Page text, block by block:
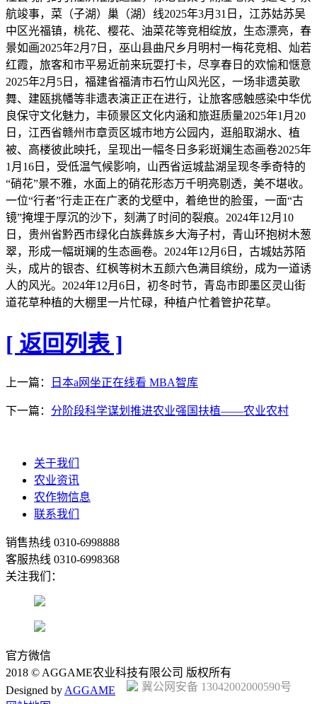
航竣事，菜（子湖）巢（湖）线2025年3月31日，江苏姑苏吴
中区光福镇，桃花、樱花、油菜花等竞相绽放，生态漂亮，春
景如画2025年2月7日，巫山县曲尺乡月明村一梅花竞相、灿若
红霞，旅客和市平易近前来玩耍打卡，尽享春日的欢愉和惬意
2025年2月5日，福建省福清市石竹山风光区，一场非遗英歌
舞、建瓯挑幡等非遗表演正正在进行，让旅客感触感染中华优
良保守文化魅力，丰硕景区文化内涵和旅逛质量2025年1月20
日，江西省赣州市章贡区城市地方公园内，逛船取湖水、植
被、高楼彼此映托，呈现出一幅冬日多彩斑斓生态画卷2025年
1月16日，受低温气候影响，山西省运城盐湖呈现冬季奇特的
“硝花”景不雅，水面上的硝花形态万千明亮剔透，美不堪收。
一位“行者”行走正在广袤的戈壁中，着绝世的脸蛋，一面“古
镜”掩埋于厚沉的沙下，刻满了时间的裂痕。2024年12月10
日，贵州省黔西市绿化白族彝族乡大海子村，青山环抱树木葱
翠，形成一幅斑斓的生态画卷。2024年12月6日，古城姑苏陌
头，成片的银杏、红枫等树木五颜六色满目缤纷，成为一道诱
人的风光。2024年12月6日，初冬时节，青岛市即墨区灵山街
道花草种植的大棚里一片忙碌，种植户忙着管护花草。
[ 返回列表 ]
上一篇： 日本a网坐正在线看 MBA智库
下一篇： 分阶段科学谋划推进农业强国扶植——农业农村
关于我们
农业资讯
农作物信息
联系我们
销售热线 0310-6998888
客服热线 0310-6998368
关注我们：
官方微信
2018 © AGGAME农业科技有限公司 版权所有
Designed by AGGAME
冀公网安备 13042002000590号